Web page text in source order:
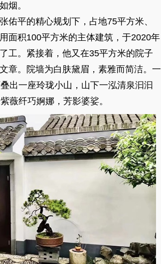
烟。
平的精心规划下，占地75平方米、
面积100平方米的主体建筑，于2020年
工。紧接着，他又在35平方米的院子
章。院墙为白肤黛眉，素雅而简洁。一
出一座玲珑小山，山下一泓清泉汩汩
薇纤巧婀娜，芳影婆娑。